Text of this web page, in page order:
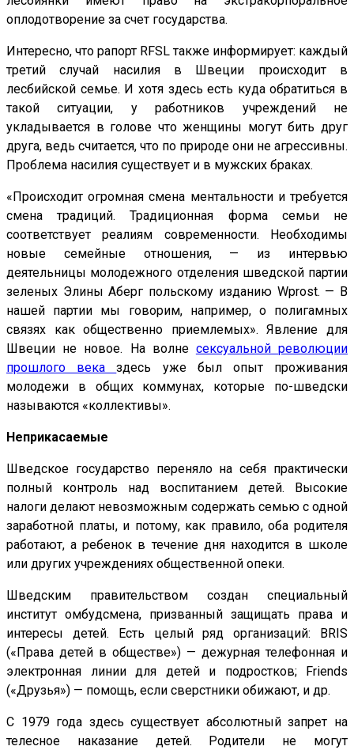
оплодотворение за счет государства.
Интересно, что рапорт RFSL также информирует: каждый
третий случай насилия в Швеции происходит в
лесбийской семье. И хотя здесь есть куда обратиться в
такой ситуации, у работников учреждений не
укладывается в голове что женщины могут бить друг
друга, ведь считается, что по природе они не агрессивны.
Проблема насилия существует и в мужских браках.
«Происходит огромная смена ментальности и требуется
смена традиций. Традиционная форма семьи не
соответствует реалиям современности. Необходимы
новые семейные отношения, — из интервью
деятельницы молодежного отделения шведской партии
зеленых Элины Аберг польскому изданию Wprost. — В
нашей партии мы говорим, например, о полигамных
связях как общественно приемлемых». Явление для
Швеции не новое. На волне сексуальной революции
прошлого веказдесь уже был опыт проживания
молодежи в общих коммунах, которые по-шведски
называются «коллективы».
Неприкасаемые
Шведское государство переняло на себя практически
полный контроль над воспитанием детей. Высокие
налоги делают невозможным содержать семью с одной
заработной платы, и потому, как правило, оба родителя
работают, а ребенок в течение дня находится в школе
или других учреждениях общественной опеки.
Шведским правительством создан специальный
институт омбудсмена, призванный защищать права и
интересы детей. Есть целый ряд организаций: BRIS
(«Права детей в обществе») — дежурная телефонная и
электронная линии для детей и подростков; Friends
(«Друзья») — помощь, если сверстники обижают, и др.
С 1979 года здесь существует абсолютный запрет на
телесное наказание детей. Родители не могут